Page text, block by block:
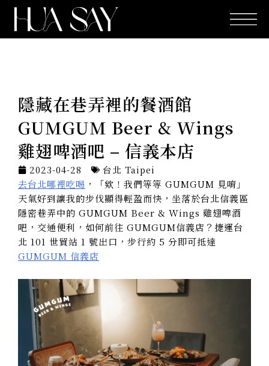
隱藏在巷弄裡的餐酒館
GUMGUM Beer & Wings
雞翅啤酒吧 – 信義本店
2023-04-28
台北 Taipei
去台北哪裡吃喝 ，「欸！我們等等 GUMGUM 見唷」
天氣好到讓我的步伐顯得輕盈而快，坐落於台北信義區
隱密巷弄中的 GUMGUM Beer & Wings 雞翅啤酒
吧，交通便利，如何前往 GUMGUM信義店？捷運台
北 101 世貿站 1 號出口，步行約 5 分即可抵達
GUMGUM 信義店